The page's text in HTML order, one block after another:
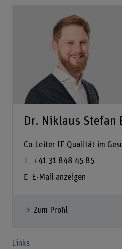
Dr. Niklaus Stefan
Co-Leiter IF Qualität im
+41 31 848 45 85
E-Mail anzeigen
Zum Profil
Links